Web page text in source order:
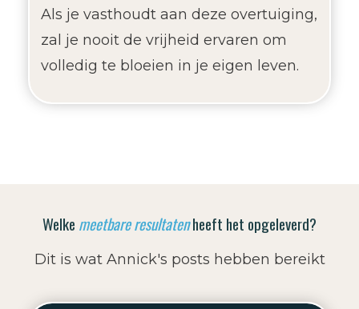
Als je vasthoudt aan deze overtuiging,
zal je nooit de vrijheid ervaren om
volledig te bloeien in je eigen leven.
Welke meetbare resultatenheeft het opgeleverd?
Dit is wat Annick's posts hebben bereikt